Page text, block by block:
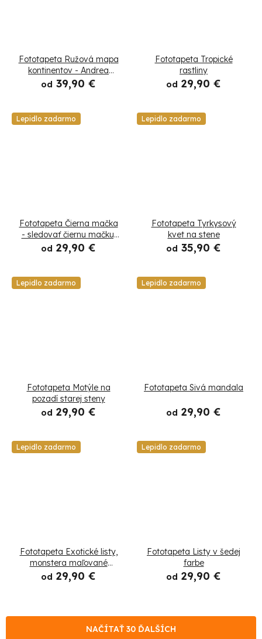
Fototapeta Ružová mapa
kontinentov - Andrea
Haase
od 39,90 €
Fototapeta Tropické
rastliny
od 29,90 €
Lepidlo zadarmo
Fototapeta Čierna mačka
- sledovať čiernu mačku,
betón
od 29,90 €
Lepidlo zadarmo
Fototapeta Tyrkysový
kvet na stene
od 35,90 €
Lepidlo zadarmo
Fototapeta Motýle na
pozadí starej steny
od 29,90 €
Lepidlo zadarmo
Fototapeta Sivá mandala
od 29,90 €
Lepidlo zadarmo
Fototapeta Exotické listy,
monstera maľované
akvarelom
od 29,90 €
Lepidlo zadarmo
Fototapeta Listy v šedej
farbe
od 29,90 €
NAČÍTAŤ 30 ĎALŠÍCH